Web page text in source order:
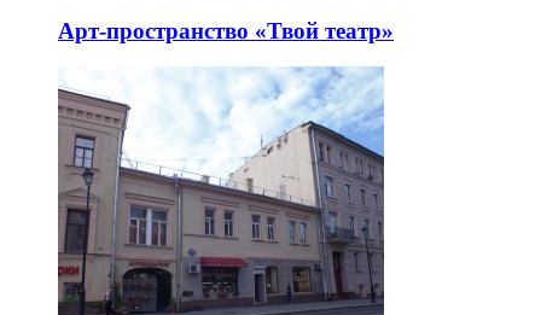
Арт-пространство «Твой театр»